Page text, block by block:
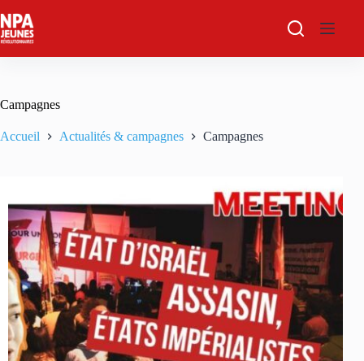
au
contenu
Campagnes
Accueil Actualités & campagnes Campagnes